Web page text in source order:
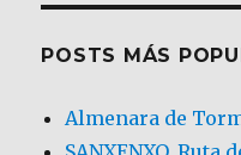
POSTS MÁS
Almenara de